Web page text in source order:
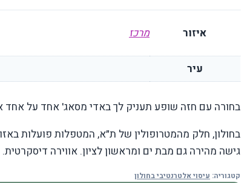
איזור מרכז
עיר
בחורה עם חזה שופע תעניק לך באדי מסאג' אחד על אחד
בחולון, חלק מהמטרופולין של ת״א, המטפלות פועלות
גישה מהירה גם מבת ים ומראשון לציון. אווירה דיסקרטית.
קטגוריה: עיסוי אלטרנטיבי בחולון